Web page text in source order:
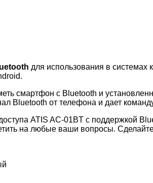
для использования в системах
смартфон с Bluetooth и
Bluetooth от телефона и дает
ATIS AC-01BT с поддержкой
на любые ваши вопросы.